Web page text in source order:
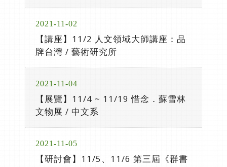
2021-11-02
【講座】11/2 人文領域大師講座：品
牌台灣 / 藝術研究所
2021-11-04
【展覽】11/4 ~ 11/19 惜念．蘇雪林
文物展 / 中文系
2021-11-05
【研討會】11/5、11/6 第三屆《群書